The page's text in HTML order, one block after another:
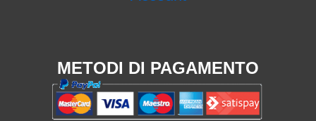
METODI DI PAGAMENTO